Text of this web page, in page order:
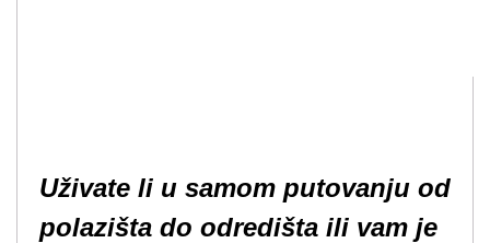
Uživate li u samom putovanju od
polazišta do odredišta ili vam je